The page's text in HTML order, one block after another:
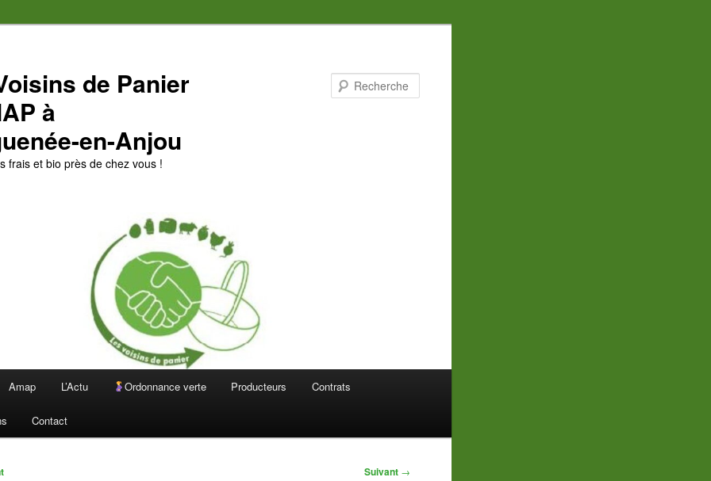
de Panier
à
en-Anjou
frais et bio près de chez vous !
Amap L’Actu Ordonnance verte Producteurs Contrats
Contact
Suivant →